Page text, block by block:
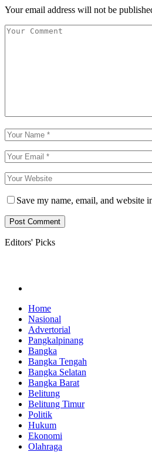
Your email address will not be
Save my name, email, and website
Editors' Picks
Home
Nasional
Advertorial
Pangkalpinang
Bangka
Bangka Tengah
Bangka Selatan
Bangka Barat
Belitung
Belitung Timur
Politik
Hukum
Ekonomi
Olahraga